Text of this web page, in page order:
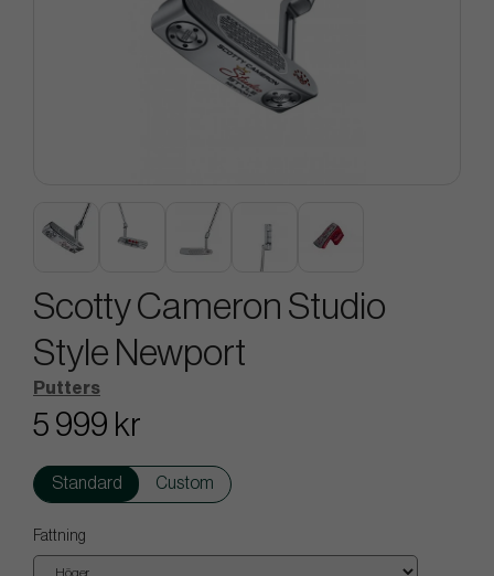
Scotty Cameron Studio
Style Newport
Putters
5 999 kr
Standard Custom
Fattning